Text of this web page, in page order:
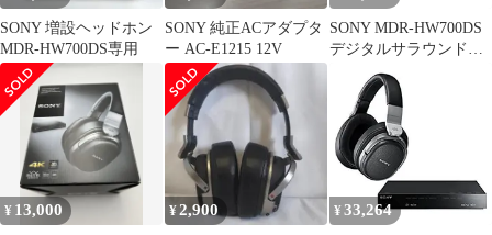
SONY 増設ヘッドホン
MDR-HW700DS専用
SONY 純正ACアダプタ
ー AC-E1215 12V
SONY MDR-HW700DS
デジタルサラウンドヘ
ッドホンシステム 動作
確認
¥ 13,000 ¥2,900 ¥ 33,264